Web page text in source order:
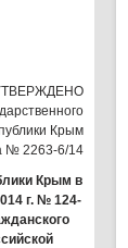
Крым
№ 2263-6/14
Крым в
г. № 124-